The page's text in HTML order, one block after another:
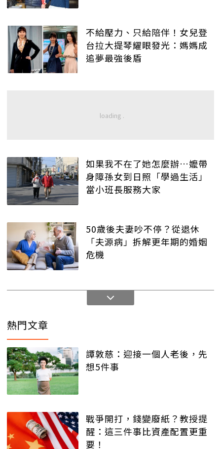
不給壓力、只給陪伴！女兒登
台拉大提琴耀眼發光：媽媽成
追夢最強後盾
如果我不在了她怎麼辦…嬤帶
身障孫女到日照「學過生活」
當小班長服務大家
50歲後夫妻吵不停？從退休
「夫源病」拆解更年期的婚姻
危機
熱門文章
譚敦慈：迎接一個人老後，先
想5件事
戰爭開打，錢變廢紙？教授提
醒：這三件事比資產配置更重
要！